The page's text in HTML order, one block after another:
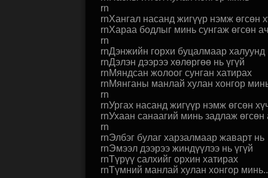
rn
rnХангал насанд жигүүр нэмж өгсөн
rnХараа бодлыг минь сунгаж өгсөн
rn
rnДэнжийн горхи буцалмаар халуунд
rnДэлэн дээрээ хөлөргөө нь үгүй
rnМяндсан жолоог сунган хатирах
rnМянганы манлай хулан хонгор
rn
rnУргах насанд жигүүр нэмж өгсөн
rnУхаан санаагий минь задлаж өгсөн
rn
rnЭлбэг булаг харзалмаар жаварт нь
rnЭмээл дээрээ жиндүүлээ нь үгүй
rnТүрүү салхийг орхин хатирах
rnТүмний манлай хулан хонгор